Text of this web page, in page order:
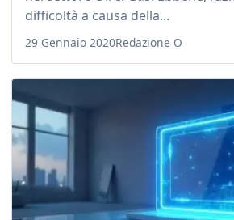
difficoltà a causa della...
29 Gennaio 2020Redazione O